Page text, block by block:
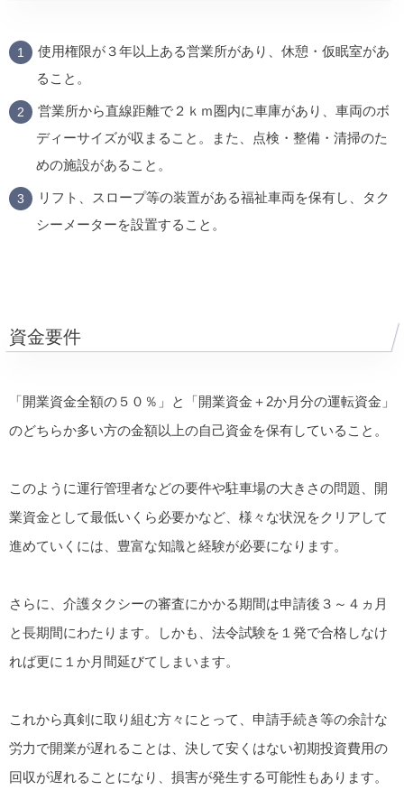
使用権限が３年以上ある営業所があり、休憩・仮眠室があ
ること。
営業所から直線距離で２ｋｍ圏内に車庫があり、車両のボ
ディーサイズが収まること。また、点検・整備・清掃のた
めの施設があること。
リフト、スロープ等の装置がある福祉車両を保有し、タク
シーメーターを設置すること。
資金要件
「開業資金全額の５０％」と「開業資金＋2か月分の運転資金」
のどちらか多い方の金額以上の自己資金を保有していること。
このように運行管理者などの要件や駐車場の大きさの問題、開
業資金として最低いくら必要かなど、様々な状況をクリアして
進めていくには、豊富な知識と経験が必要になります。
さらに、介護タクシーの審査にかかる期間は申請後３～４ヵ月
と長期間にわたります。しかも、法令試験を１発で合格しなけ
れば更に１か月間延びてしまいます。
これから真剣に取り組む方々にとって、申請手続き等の余計な
労力で開業が遅れることは、決して安くはない初期投資費用の
回収が遅れることになり、損害が発生する可能性もあります。